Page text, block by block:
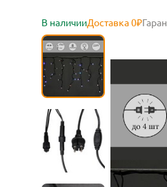
В наличииДоставка 0₽